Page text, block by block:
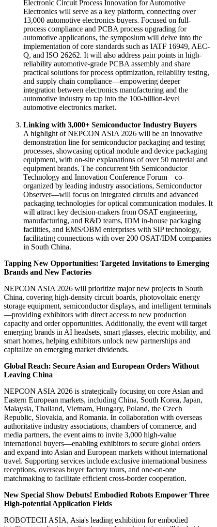
Electronic Circuit Process Innovation for Automotive
Electronics will serve as a key platform, connecting over
13,000 automotive electronics buyers. Focused on full-
process compliance and PCBA process upgrading for
automotive applications, the symposium will delve into the
implementation of core standards such as IATF 16949, AEC-
Q, and ISO 26262. It will also address pain points in high-
reliability automotive-grade PCBA assembly and share
practical solutions for process optimization, reliability testing,
and supply chain compliance—empowering deeper
integration between electronics manufacturing and the
automotive industry to tap into the 100-billion-level
automotive electronics market.
Linking with 3,000+ Semiconductor Industry Buyers
A highlight of NEPCON ASIA 2026 will be an innovative
demonstration line for semiconductor packaging and testing
processes, showcasing optical module and device packaging
equipment, with on-site explanations of over 50 material and
equipment brands. The concurrent 9th Semiconductor
Technology and Innovation Conference Forum—co-
organized by leading industry associations, Semiconductor
Observer—will focus on integrated circuits and advanced
packaging technologies for optical communication modules. It
will attract key decision-makers from OSAT engineering,
manufacturing, and R&D teams, IDM in-house packaging
facilities, and EMS/OBM enterprises with SIP technology,
facilitating connections with over 200 OSAT/IDM companies
in South China.
Tapping New Opportunities: Targeted Invitations to Emerging
Brands and New Factories
NEPCON ASIA 2026 will prioritize major new projects in South
China, covering high-density circuit boards, photovoltaic energy
storage equipment, semiconductor displays, and intelligent terminals
—providing exhibitors with direct access to new production
capacity and order opportunities. Additionally, the event will target
emerging brands in AI headsets, smart glasses, electric mobility, and
smart homes, helping exhibitors unlock new partnerships and
capitalize on emerging market dividends.
Global Reach: Secure Asian and European Orders Without
Leaving China
NEPCON ASIA 2026 is strategically focusing on core Asian and
Eastern European markets, including China, South Korea, Japan,
Malaysia, Thailand, Vietnam, Hungary, Poland, the Czech
Republic, Slovakia, and Romania. In collaboration with overseas
authoritative industry associations, chambers of commerce, and
media partners, the event aims to invite 3,000 high-value
international buyers—enabling exhibitors to secure global orders
and expand into Asian and European markets without international
travel. Supporting services include exclusive international business
receptions, overseas buyer factory tours, and one-on-one
matchmaking to facilitate efficient cross-border cooperation.
New Special Show Debuts! Embodied Robots Empower Three
High-potential Application Fields
ROBOTECH ASIA, Asia's leading exhibition for embodied